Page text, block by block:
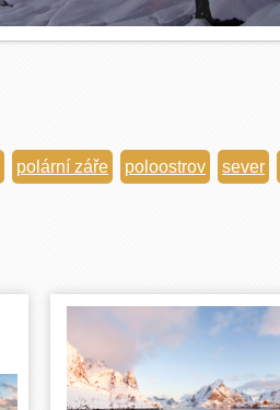
polární záře poloostrov sever